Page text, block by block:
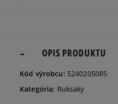
OPIS PRODUKTU
Kód výrobcu: 5240205085
Kategória: Ruksaky